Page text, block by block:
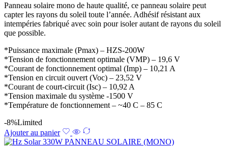
Panneau solaire mono de haute qualité, ce panneau solaire peut
capter les rayons du soleil toute l’année. Adhésif résistant aux
intempéries fabriqué avec soin pour isoler autant de rayons du soleil
que possible.
*Puissance maximale (Pmax) – HZS-200W
*Tension de fonctionnement optimale (VMP) – 19,6 V
*Courant de fonctionnement optimal (Imp) – 10,21 A
*Tension en circuit ouvert (Voc) – 23,52 V
*Courant de court-circuit (Isc) – 10,92 A
*Tension maximale du système -1500 V
*Température de fonctionnement – ​​~40 C – 85 C
-8%Limited
Ajouter au panier